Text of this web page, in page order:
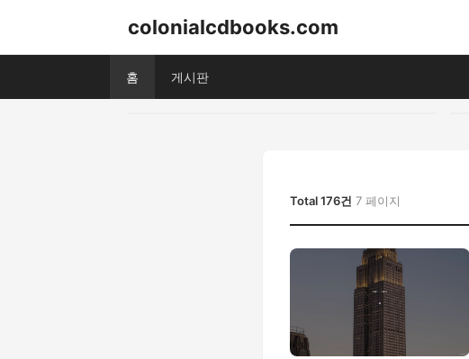
colonialcdbooks.com
홈 게시판
Total 176건 7 페이지